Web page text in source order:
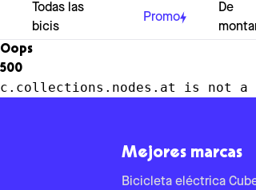
Todas las
bicis
Promo
De
Oops
500
c.collections.nodes.at is not a
Mejores marcas
Bicicleta eléctrica